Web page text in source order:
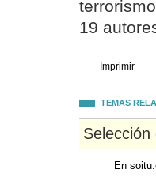
19
Imprimir
TEMAS
En